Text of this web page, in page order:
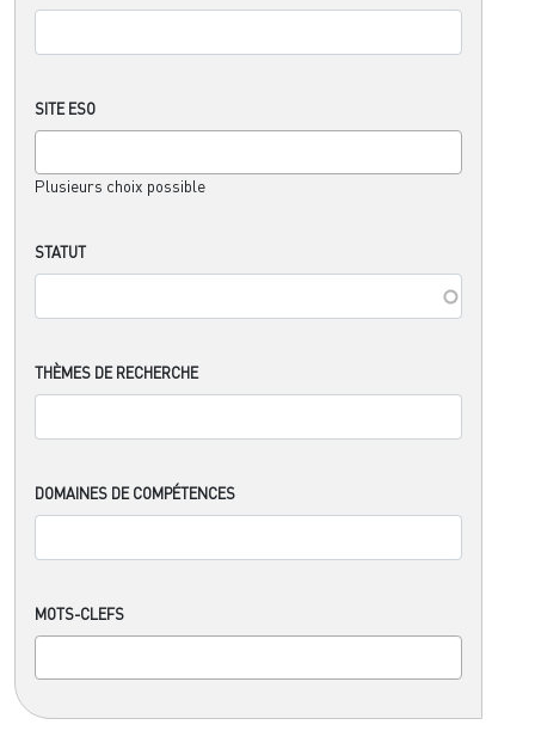
SITE ESO
Plusieurs choix possible
STATUT
THÈMES DE RECHERCHE
DOMAINES DE COMPÉTENCES
MOTS-CLEFS